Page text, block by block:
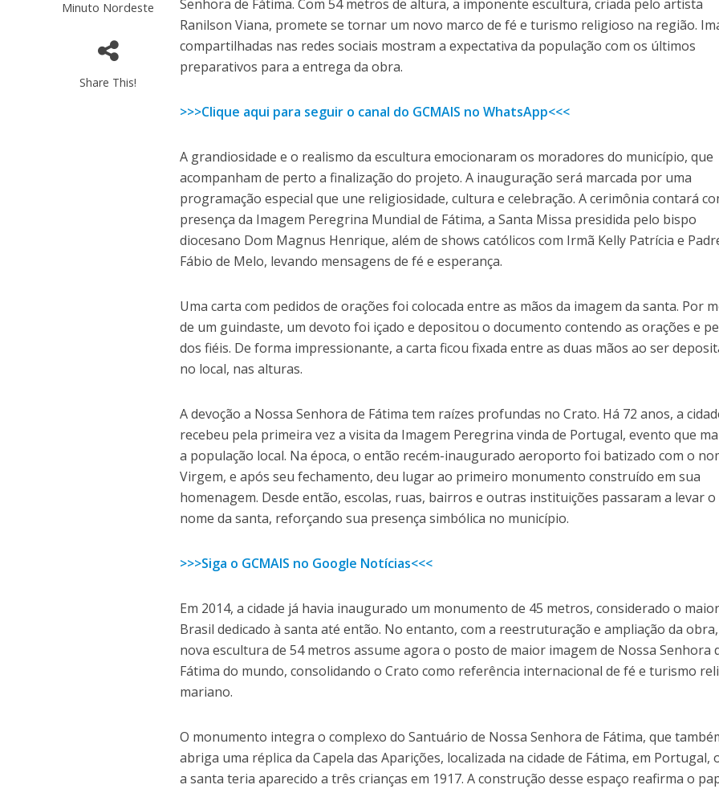
Minuto Nordeste
Share This!
Senhora de Fátima. Com 54 metros de altura, a imponente escultura, criada pelo artista
Ranilson Viana, promete se tornar um novo marco de fé e turismo religioso na região.
compartilhadas nas redes sociais mostram a expectativa da população com os últimos
preparativos para a entrega da obra.
>>>Clique aqui para seguir o canal do GCMAIS no WhatsApp<<<
A grandiosidade e o realismo da escultura emocionaram os moradores do município, que
acompanham de perto a finalização do projeto. A inauguração será marcada por uma
programação especial que une religiosidade, cultura e celebração. A cerimônia contará
presença da Imagem Peregrina Mundial de Fátima, a Santa Missa presidida pelo bispo
diocesano Dom Magnus Henrique, além de shows católicos com Irmã Kelly Patrícia e
Fábio de Melo, levando mensagens de fé e esperança.
Uma carta com pedidos de orações foi colocada entre as mãos da imagem da santa. Por
de um guindaste, um devoto foi içado e depositou o documento contendo as orações e
dos fiéis. De forma impressionante, a carta ficou fixada entre as duas mãos ao ser
no local, nas alturas.
A devoção a Nossa Senhora de Fátima tem raízes profundas no Crato. Há 72 anos, a
recebeu pela primeira vez a visita da Imagem Peregrina vinda de Portugal, evento que
a população local. Na época, o então recém-inaugurado aeroporto foi batizado com o
Virgem, e após seu fechamento, deu lugar ao primeiro monumento construído em sua
homenagem. Desde então, escolas, ruas, bairros e outras instituições passaram a levar o
nome da santa, reforçando sua presença simbólica no município.
>>>Siga o GCMAIS no Google Notícias<<<
Em 2014, a cidade já havia inaugurado um monumento de 45 metros, considerado o
Brasil dedicado à santa até então. No entanto, com a reestruturação e ampliação da
nova escultura de 54 metros assume agora o posto de maior imagem de Nossa Senhora
Fátima do mundo, consolidando o Crato como referência internacional de fé e turismo
mariano.
O monumento integra o complexo do Santuário de Nossa Senhora de Fátima, que
abriga uma réplica da Capela das Aparições, localizada na cidade de Fátima, em Portugal,
a santa teria aparecido a três crianças em 1917. A construção desse espaço reafirma o